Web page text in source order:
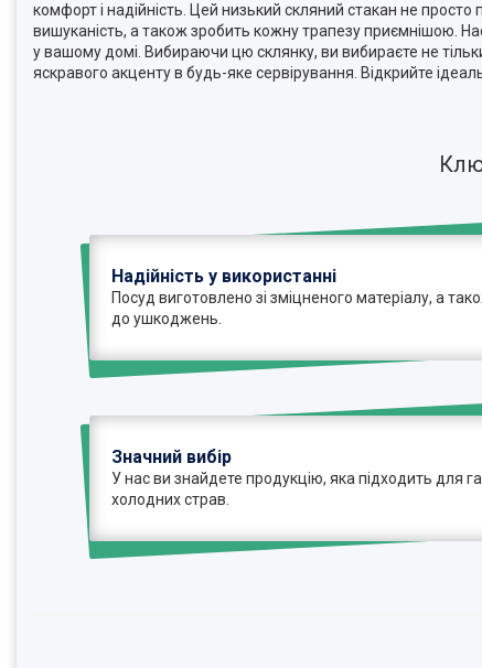
комфорт і надійність. Цей низький скляний стакан не
вишуканість, а також зробить кожну трапезу приємнішою.
у вашому домі. Вибираючи цю склянку, ви вибираєте не
яскравого акценту в будь-яке сервірування. Відкрийте
Надійність у використанні
Посуд виготовлено зі зміцненого матеріалу, а
до ушкоджень.
Значний вибір
У нас ви знайдете продукцію, яка підходить для
холодних страв.